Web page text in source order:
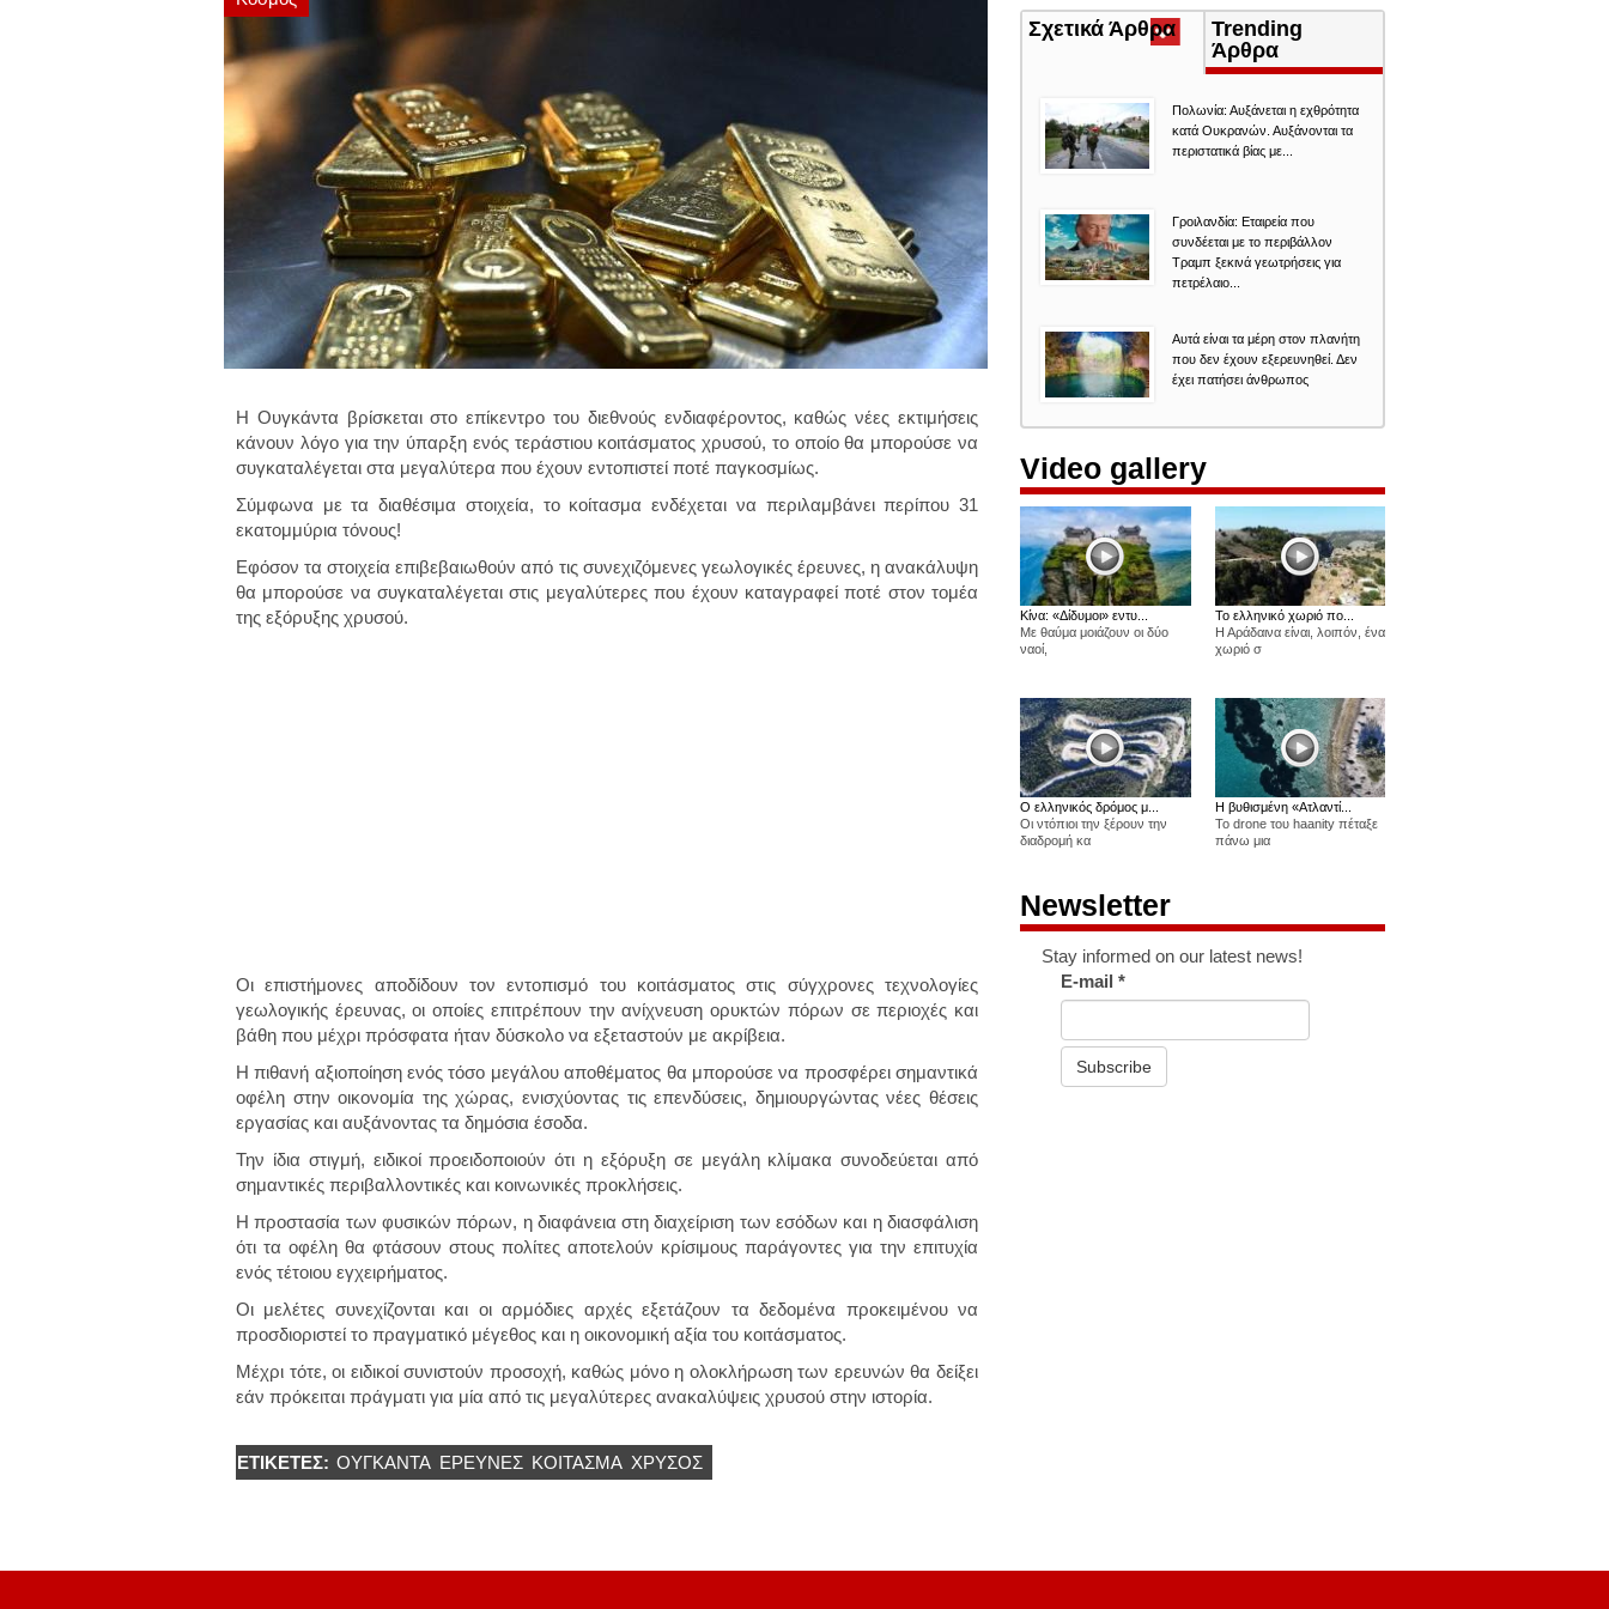
Η Ουγκάντα βρίσκεται στο επίκεντρο του διεθνούς ενδιαφέροντος, καθώς νέες εκτιμήσεις
κάνουν λόγο για την ύπαρξη ενός τεράστιου κοιτάσματος χρυσού, το οποίο θα μπορούσε να
συγκαταλέγεται στα μεγαλύτερα που έχουν εντοπιστεί ποτέ παγκοσμίως.
Σύμφωνα με τα διαθέσιμα στοιχεία, το κοίτασμα ενδέχεται να περιλαμβάνει περίπου 31
εκατομμύρια τόνους!
Εφόσον τα στοιχεία επιβεβαιωθούν από τις συνεχιζόμενες γεωλογικές έρευνες, η ανακάλυψη
θα μπορούσε να συγκαταλέγεται στις μεγαλύτερες που έχουν καταγραφεί ποτέ στον τομέα
της εξόρυξης χρυσού.
Οι επιστήμονες αποδίδουν τον εντοπισμό του κοιτάσματος στις σύγχρονες τεχνολογίες
γεωλογικής έρευνας, οι οποίες επιτρέπουν την ανίχνευση ορυκτών πόρων σε περιοχές και
βάθη που μέχρι πρόσφατα ήταν δύσκολο να εξεταστούν με ακρίβεια.
Η πιθανή αξιοποίηση ενός τόσο μεγάλου αποθέματος θα μπορούσε να προσφέρει σημαντικά
οφέλη στην οικονομία της χώρας, ενισχύοντας τις επενδύσεις, δημιουργώντας νέες θέσεις
εργασίας και αυξάνοντας τα δημόσια έσοδα.
Την ίδια στιγμή, ειδικοί προειδοποιούν ότι η εξόρυξη σε μεγάλη κλίμακα συνοδεύεται από
σημαντικές περιβαλλοντικές και κοινωνικές προκλήσεις.
Η προστασία των φυσικών πόρων, η διαφάνεια στη διαχείριση των εσόδων και η διασφάλιση
ότι τα οφέλη θα φτάσουν στους πολίτες αποτελούν κρίσιμους παράγοντες για την επιτυχία
ενός τέτοιου εγχειρήματος.
Οι μελέτες συνεχίζονται και οι αρμόδιες αρχές εξετάζουν τα δεδομένα προκειμένου να
προσδιοριστεί το πραγματικό μέγεθος και η οικονομική αξία του κοιτάσματος.
Μέχρι τότε, οι ειδικοί συνιστούν προσοχή, καθώς μόνο η ολοκλήρωση των ερευνών θα δείξει
εάν πρόκειται πράγματι για μία από τις μεγαλύτερες ανακαλύψεις χρυσού στην ιστορία.
ΕΤΙΚΈΤΕΣ: ΟΥΓΚΆΝΤΑ ΈΡΕΥΝΕΣ ΚΟΙΤΑΣΜΑ ΧΡΥΣΌΣ
Σχετικά Άρθρα (ενεργή
καρτέλα)
Trending
Άρθρα
Πολωνία: Αυξάνεται η εχθρότητα
κατά Ουκρανών. Αυξάνονται τα
περιστατικά βίας με...
Γροιλανδία: Εταιρεία που
συνδέεται με το περιβάλλον
Τραμπ ξεκινά γεωτρήσεις για
πετρέλαιο...
Αυτά είναι τα μέρη στον πλανήτη
που δεν έχουν εξερευνηθεί. Δεν
έχει πατήσει άνθρωπος
Video gallery
Κίνα: «Δίδυμοι» εντυ...
Με θαύμα μοιάζουν οι δύο
ναοί,
Το ελληνικό χωριό πο...
Η Αράδαινα είναι, λοιπόν, ένα
χωριό σ
Ο ελληνικός δρόμος μ...
Οι ντόπιοι την ξέρουν την
διαδρομή κα
Η βυθισμένη «Ατλαντί...
Το drone του haanity πέταξε
πάνω μια
Newsletter
Stay informed on our latest news!
E-mail*
Subscribe